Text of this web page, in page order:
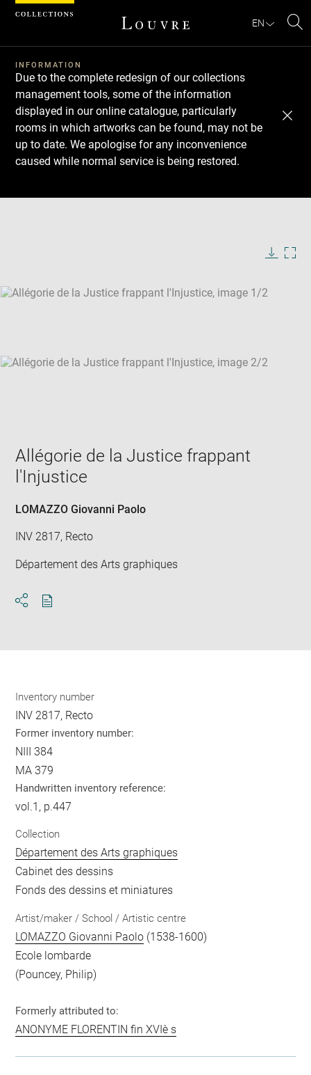
EN
INFORMATION
Due to the complete redesign of our collections
management tools, some of the information
displayed in our online catalogue, particularly
rooms in which artworks can be found, may not be
up to date. We apologise for any inconvenience
caused while normal service is being restored.
SKIP IMAGE CAROUSEL
Download
Next
Previous
Allégorie de la Justice frappant
l'Injustice
LOMAZZO Giovanni Paolo
INV 2817, Recto
Département des Arts graphiques
Inventory number
INV 2817, Recto
Former inventory number:
NIII 384
MA 379
Handwritten inventory reference:
vol.1, p.447
Collection
Département des Arts graphiques
Cabinet des dessins
Fonds des dessins et miniatures
Artist/maker / School / Artistic centre
LOMAZZO Giovanni Paolo (1538-1600)
Ecole lombarde
(Pouncey, Philip)
Formerly attributed to:
ANONYME FLORENTIN fin XVIè s
Cookies management panel